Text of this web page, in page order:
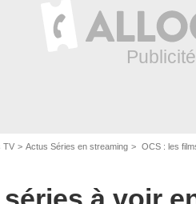
TV Actus Séries en streaming OCS : les